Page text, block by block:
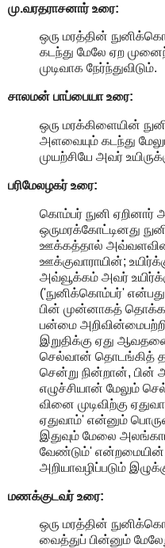
மு.வரதராசனார்உரை:
ஒரு மரத்தின்
கடந்து மேலே ஏற
முடிவாக நேர்ந்துவிடும்.
சாலமன் பாப்பையா உரை:
ஒரு மரக்கிளையின்
அளவையும் கடந்து
முயற்சியே அவர்
பரிமேலழகர் உரை:
கொம்பர் நுனி ஏறினார்
ஒருமரக்கோட்டினது
ஊக்கத்தால்
ஊக்குவாராயின்;
அவ்வூக்கம் அவர்
('நுனிக்கொம்பர்'
பின் முன்னாகத்
பன்மை
இறுதிக்கு ஏது
செல்வான் தொடங்கித்
சென்று நின்றான், பின்
எழுச்சியான் மேலும்
வினை முடிவிற்கு
ஏதுவாம்' என்னும்
இதுவும் மேலை
வேண்டும்'
அறியாவழிப்படும்
மணக்குடவர் உரை:
ஒரு மரத்தின்
வைத்துப் பின்னும்